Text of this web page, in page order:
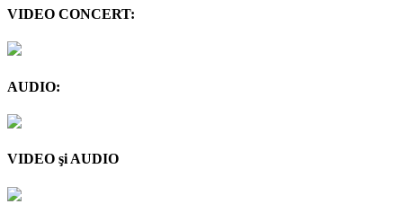
VIDEO CONCERT:
AUDIO:
VIDEO şi AUDIO